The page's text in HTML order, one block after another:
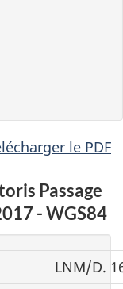
le PDF
Passage
- WGS84
LNM/D.